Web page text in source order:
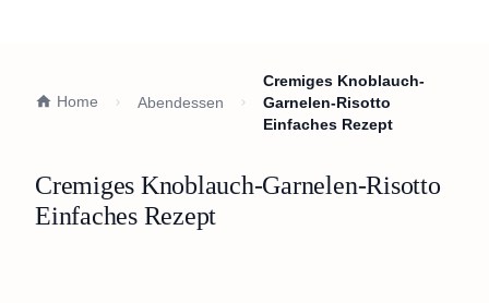
Home Abendessen
Cremiges Knoblauch-
Garnelen-Risotto
Einfaches Rezept
Cremiges Knoblauch-Garnelen-Risotto
Einfaches Rezept